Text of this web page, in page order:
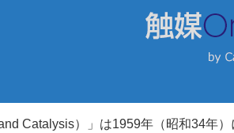
Catalysis）」は1959年（昭和34年